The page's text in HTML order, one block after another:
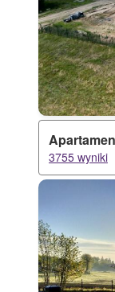
3755 wyniki